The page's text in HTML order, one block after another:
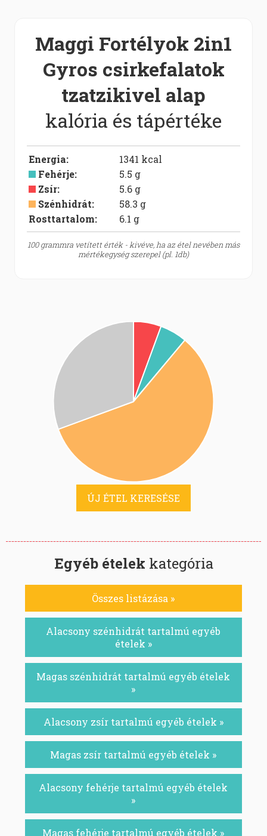
Maggi Fortélyok 2in1
Gyros csirkefalatok
tzatzikivel alap
kalória és tápértéke
Energia: 1341 kcal
Fehérje: 5.5 g
Zsír: 5.6 g
Szénhidrát: 58.3 g
Rosttartalom:
6.1 g
100 grammra vetített érték - kivéve, ha az étel nevében más
mértékegység szerepel (pl. 1db)
ÚJ ÉTEL KERESÉSE
Egyéb ételek kategória
Összes listázása »
Alacsony szénhidrát tartalmú egyéb
ételek »
Magas szénhidrát tartalmú egyéb ételek
»
Alacsony zsír tartalmú egyéb ételek »
Magas zsír tartalmú egyéb ételek »
Alacsony fehérje tartalmú egyéb ételek
»
Magas fehérje tartalmú egyéb ételek »